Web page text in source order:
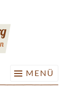
MENÜ